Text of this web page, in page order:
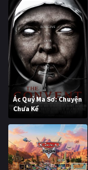
Ác Quỷ Ma Sơ: Chuyện
Chưa Kể